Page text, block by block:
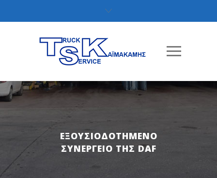
ΕΞΟΥΣΙΟΔΟΤΗΜΕΝΟ
ΣΥΝΕΡΓΕΙΟ ΤΗΣ DAF